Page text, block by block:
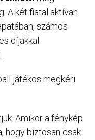
A két fiatal aktívan
számos
díjakkal
játékos megkéri
Amikor a fénykép
hogy biztosan csak